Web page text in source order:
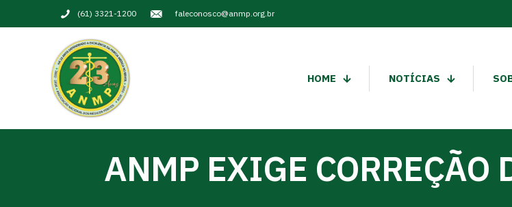
(61) 3321-1200 faleconosco@anmp.org.br
HOME NOTÍCIAS
ANMP EXIGE CORREÇÃO